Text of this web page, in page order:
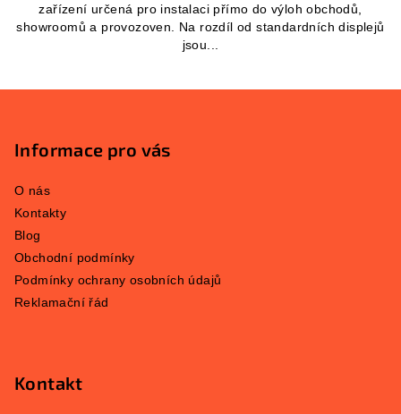
zařízení určená pro instalaci přímo do výloh obchodů,
showroomů a provozoven. Na rozdíl od standardních displejů
jsou...
Informace pro vás
O nás
Kontakty
Blog
Obchodní podmínky
Podmínky ochrany osobních údajů
Reklamační řád
Kontakt